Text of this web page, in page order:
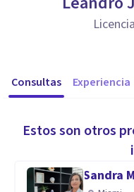
Consultas Experiencia
Estos son otros
Sandra